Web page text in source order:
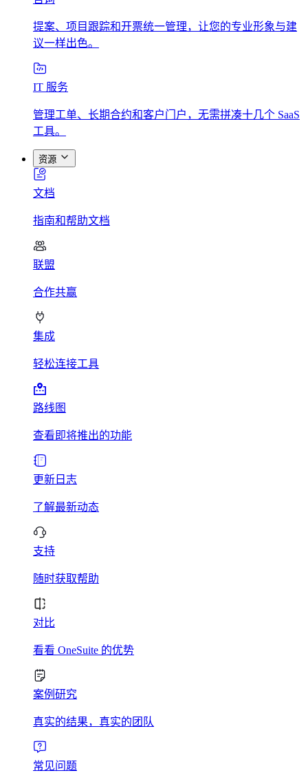
提案、项目跟踪和开票统一管理，让您的专业形象与建
议一样出色。
IT 服务
管理工单、长期合约和客户门户，无需拼凑十几个 SaaS
工具。
资源
文档
指南和帮助文档
联盟
合作共赢
集成
轻松连接工具
路线图
查看即将推出的功能
更新日志
了解最新动态
支持
随时获取帮助
对比
看看 OneSuite 的优势
案例研究
真实的结果，真实的团队
常见问题